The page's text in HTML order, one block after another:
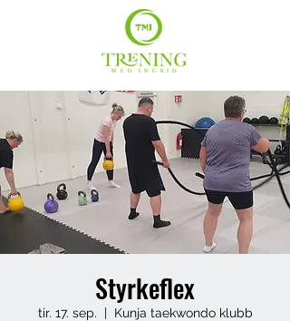
Styrkeflex
tir. 17. sep.
  |
Kunja taekwondo klubb